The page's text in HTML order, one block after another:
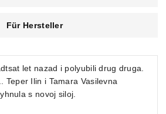
Für Hersteller
let nazad i polyubili drug druga.
Teper Ilin i Tamara Vasilevna
s novoj siloj.